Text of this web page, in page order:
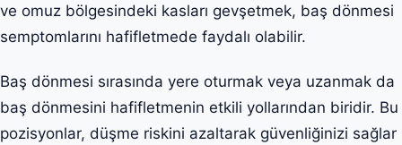
ve omuz bölgesindeki kasları gevşetmek, baş dönmesi
semptomlarını hafifletmede faydalı olabilir.
Baş dönmesi sırasında yere oturmak veya uzanmak da
baş dönmesini hafifletmenin etkili yollarından biridir. Bu
pozisyonlar, düşme riskini azaltarak güvenliğinizi sağlar